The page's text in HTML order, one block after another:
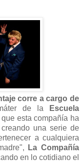
corre a cargo de
de la
Escuela
esta compañía ha
una serie de
a cualquiera
La Compañía
en lo cotidiano el